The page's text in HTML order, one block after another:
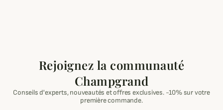
Rejoignez la communauté
Champgrand
Conseils d'experts, nouveautés et offres exclusives. -10% sur votre
première commande.